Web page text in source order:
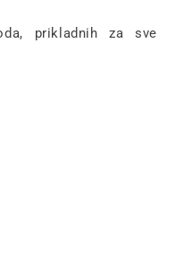
prikladnih za sve